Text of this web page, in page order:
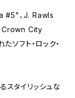
、J. Rawls
City
フト・ロック・
スタイリッシュな